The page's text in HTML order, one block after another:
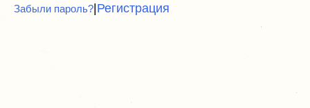
Забыли пароль?|Регистрация